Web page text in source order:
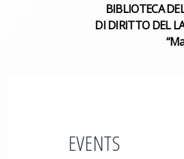
BIBLIOTECA
DI DIRITTO DEL
EVENTS